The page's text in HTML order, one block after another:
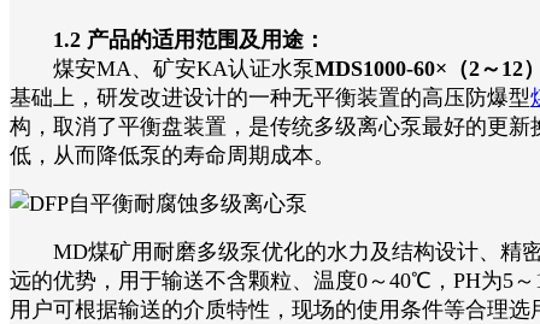
1.2 产品的适用范围及用途：
煤安MA、矿安KA认证水泵MDS1000-60×（2～12
基础上，研发改进设计的一种无平衡装置的高压防爆型
构，取消了平衡盘装置，是传统多级离心泵最好的更
低，从而降低泵的寿命周期成本。
MD煤矿用耐磨多级泵优化的水力及结构设计、精密
远的优势，用于输送不含颗粒、温度0～40℃，PH为5
用户可根据输送的介质特性，现场的使用条件等合理